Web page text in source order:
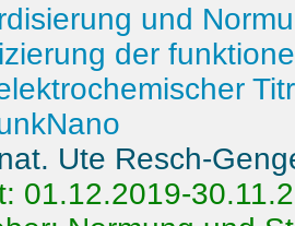
und
der
Ute Resch-
01.12.2019-